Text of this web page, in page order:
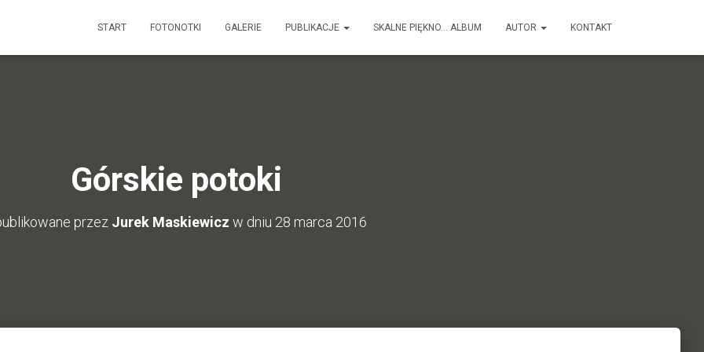
START FOTONOTKI GALERIE PUBLIKACJE SKALNE PIĘKNO… ALBUM AUTOR KONTAKT
Górskie potoki
przez Jurek Maskiewicz w dniu 28 marca 2016